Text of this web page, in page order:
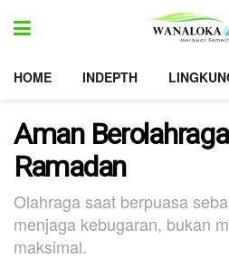
HOME INDEPTH
Aman
Ramadan
Olahraga saat berpuasa
menjaga kebugaran, bukan
maksimal.